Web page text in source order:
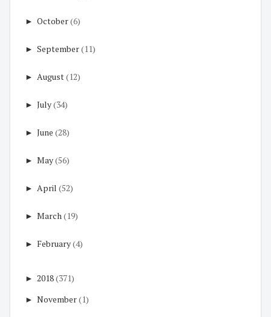
► October(6)
► September(11)
► August(12)
► July(34)
► June (28)
► May(56)
► April (52)
► March(19)
► February(4)
► 2018(371)
► November(1)